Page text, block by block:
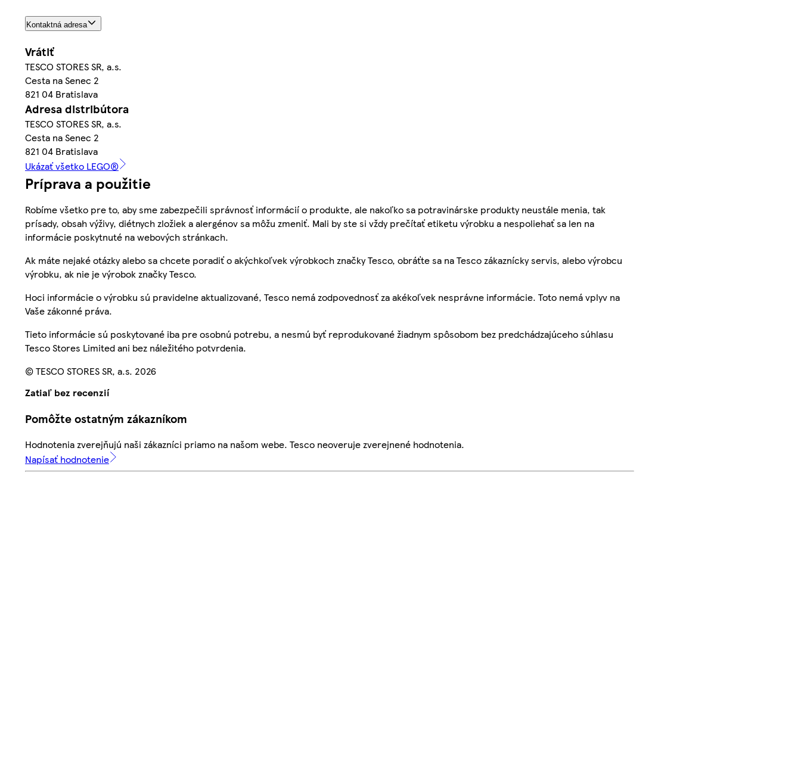
Kontaktná adresa
Vrátiť
TESCO STORES SR, a.s.
Cesta na Senec 2
821 04 Bratislava
Adresa distribútora
TESCO STORES SR, a.s.
Cesta na Senec 2
821 04 Bratislava
Ukázať všetko LEGO®
Príprava a použitie
Robíme všetko pre to, aby sme zabezpečili správnosť informácií o produkte, ale nakoľko sa potravinárske produkty neustále menia, tak
prísady, obsah výživy, diétnych zložiek a alergénov sa môžu zmeniť. Mali by ste si vždy prečítať etiketu výrobku a nespoliehať sa len na
informácie poskytnuté na webových stránkach.
Ak máte nejaké otázky alebo sa chcete poradiť o akýchkoľvek výrobkoch značky Tesco, obráťte sa na Tesco zákaznícky servis, alebo výrobcu
výrobku, ak nie je výrobok značky Tesco.
Hoci informácie o výrobku sú pravidelne aktualizované, Tesco nemá zodpovednosť za akékoľvek nesprávne informácie. Toto nemá vplyv na
Vaše zákonné práva.
Tieto informácie sú poskytované iba pre osobnú potrebu, a nesmú byť reprodukované žiadnym spôsobom bez predchádzajúceho súhlasu
Tesco Stores Limited ani bez náležitého potvrdenia.
© TESCO STORES SR, a.s. 2026
Zatiaľ bez recenzií
Pomôžte ostatným zákazníkom
Hodnotenia zverejňujú naši zákazníci priamo na našom webe. Tesco neoveruje zverejnené hodnotenia.
Napísať hodnotenie